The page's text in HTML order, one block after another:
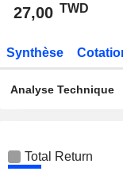
27,00 TWD
Synthèse
Analyse Technique
Total Return